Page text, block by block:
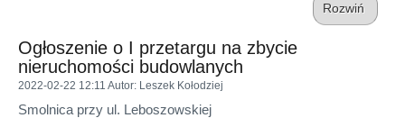
Rozwiń
Ogłoszenie o I przetargu na zbycie
nieruchomości budowlanych
2022-02-22 12:11 Autor: Leszek Kołodziej
Smolnica przy ul. Leboszowskiej